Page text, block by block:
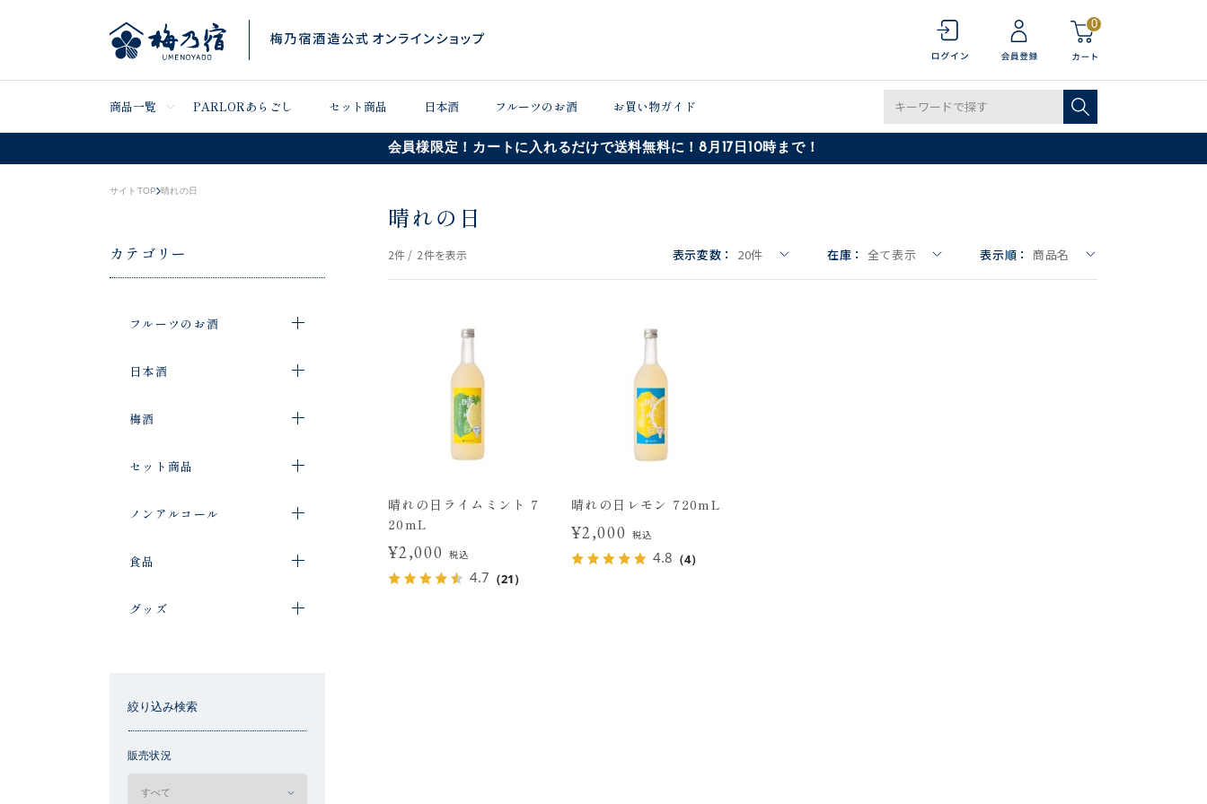
0
商品一覧 PARLORあらごし セット商品 日本酒 フルーツのお酒 お買い物ガイド
会員様限定！カートに入れるだけで送料無料に！8月17日10時まで！
サイトTOP 晴れの日
カテゴリー
フルーツのお酒
日本酒
梅酒
セット商品
ノンアルコール
食品
グッズ
絞り込み検索
販売状況
晴れの日
2件 / 2件を表示 表示変数： 20件 在庫： 全て表示 表示順： 商品名
晴れの日ライムミント 7
20mL
¥2,000 税込
4.7 （21）
晴れの日レモン 720mL
¥2,000 税込
4.8 （4）